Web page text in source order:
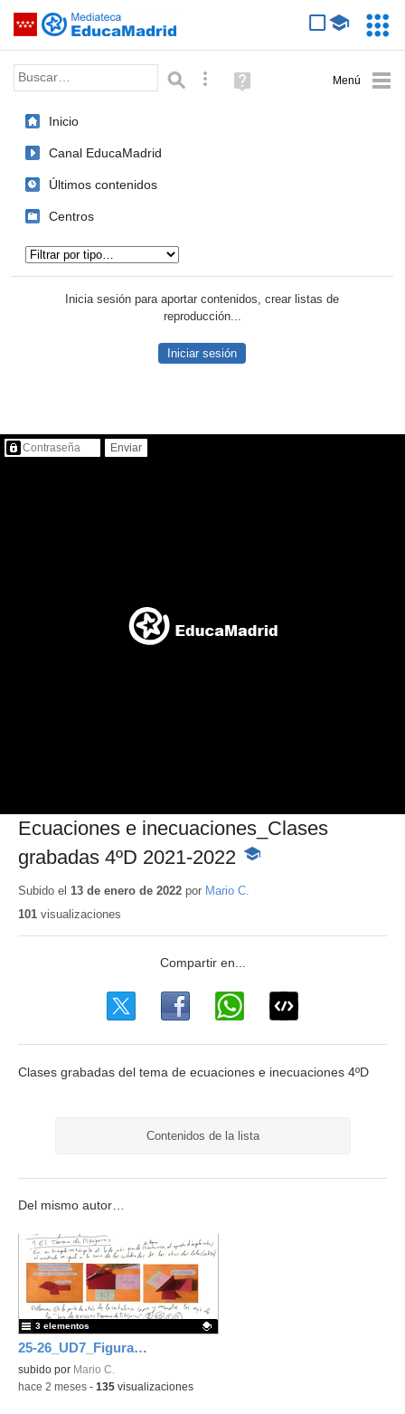
Saltar navegación
Palabra o frase: Búsqueda avanzada
Ayuda
(en
Inicio
Canal EducaMadrid
Últimos contenidos
Centros
Inicia sesión para aportar contenidos, crear listas de
reproducción...
Iniciar sesión
Contenido protegido…
Ecuaciones e inecuaciones_Clases
grabadas 4ºD 2021-2022 -
educativo
Subido el 13 de enero de 2022 por Mario C.
101 visualizaciones
Clases grabadas del tema de ecuaciones e inecuaciones 4ºD
Contenidos de la lista
Del mismo autor…
25-26_UD7_Figuras planas
Contenido educativo.
subido por Mario C.
3 elementos
-hace 2 meses - 135 visualizaciones